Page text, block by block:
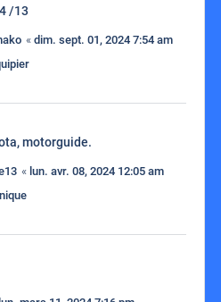
/13
« dim. sept. 01, 2024 7:54 am
motorguide.
« lun. avr. 08, 2024 12:05 am